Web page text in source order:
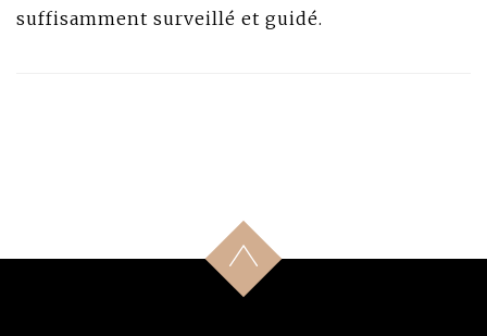
suffisamment surveillé et guidé.